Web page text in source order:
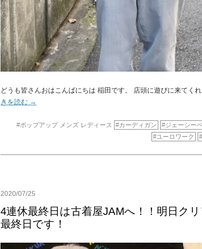
どうも皆さんおはこんばにちは 稲田です。 店頭に遊びに来てく
きを読む →
#ポップアップ メンズ レディース カーディガン ジェーシー
ユーロワーク
2020/07/25
4連休最終日は古着屋JAMへ！！明日ク
最終日です！